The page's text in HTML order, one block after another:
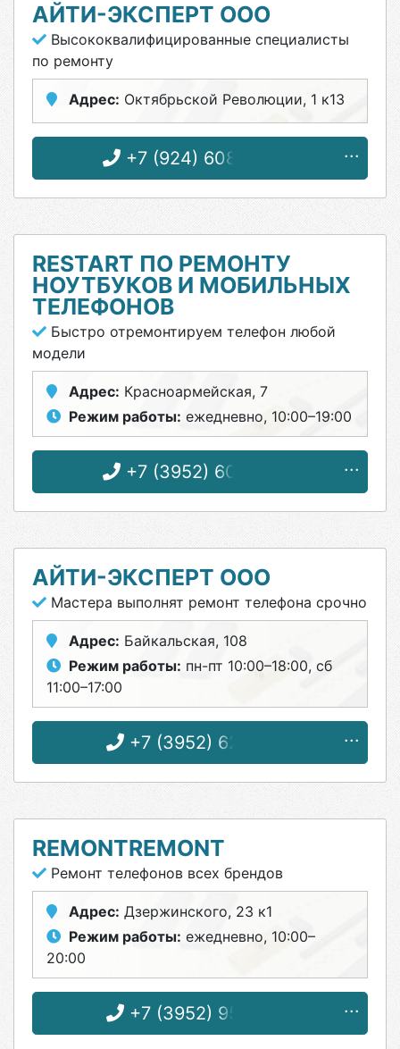
АЙТИ-ЭКСПЕРТ ООО
Высококвалифицированные специалисты
по ремонту
Адрес: Октябрьской Революции, 1 к13
+7 (924) 608-00-88
RESTART ПО РЕМОНТУ
НОУТБУКОВ И МОБИЛЬНЫХ
ТЕЛЕФОНОВ
Быстро отремонтируем телефон любой
модели
Адрес: Красноармейская, 7
Режим работы: ежедневно, 10:00–19:00
+7 (3952) 60-53-40
АЙТИ-ЭКСПЕРТ ООО
Мастера выполнят ремонт телефона срочно
Адрес: Байкальская, 108
Режим работы: пн-пт 10:00–18:00, сб
11:00–17:00
+7 (3952) 62-06-11
REMONTREMONT
Ремонт телефонов всех брендов
Адрес: Дзержинского, 23 к1
Режим работы: ежедневно, 10:00–
20:00
+7 (3952) 95-76-19